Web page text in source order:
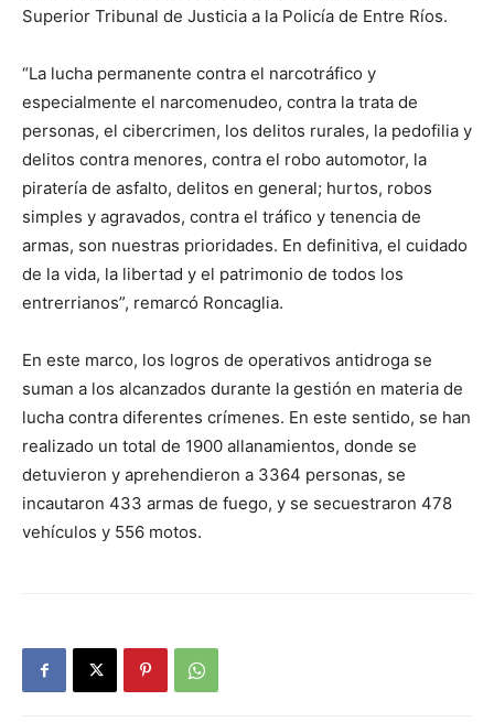
Superior Tribunal de Justicia a la Policía de Entre Ríos.
“La lucha permanente contra el narcotráfico y
especialmente el narcomenudeo, contra la trata de
personas, el cibercrimen, los delitos rurales, la pedofilia y
delitos contra menores, contra el robo automotor, la
piratería de asfalto, delitos en general; hurtos, robos
simples y agravados, contra el tráfico y tenencia de
armas, son nuestras prioridades. En definitiva, el cuidado
de la vida, la libertad y el patrimonio de todos los
entrerrianos”, remarcó Roncaglia.
En este marco, los logros de operativos antidroga se
suman a los alcanzados durante la gestión en materia de
lucha contra diferentes crímenes. En este sentido, se han
realizado un total de 1900 allanamientos, donde se
detuvieron y aprehendieron a 3364 personas, se
incautaron 433 armas de fuego, y se secuestraron 478
vehículos y 556 motos.